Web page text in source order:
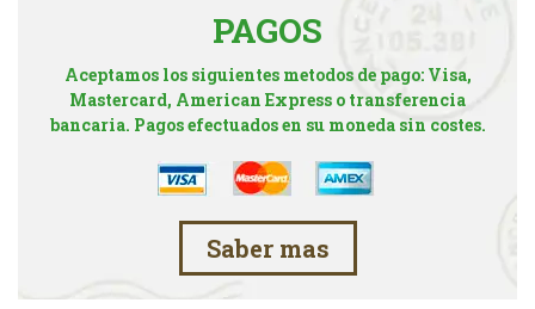
PAGOS
Aceptamos los siguientes metodos de pago: Visa,
Mastercard, American Express o transferencia
bancaria. Pagos efectuados en su moneda sin costes.
Saber mas